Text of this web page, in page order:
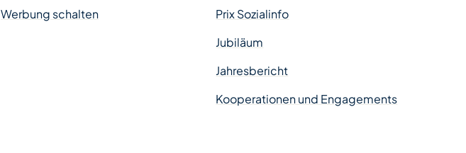
Werbung schalten
Prix Sozialinfo
Jubiläum
Jahresbericht
Kooperationen und Engagements